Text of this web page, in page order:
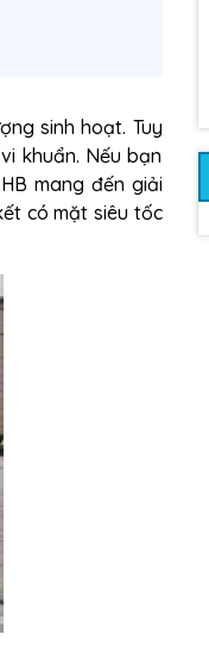
sinh hoạt. Tuy
khuẩn. Nếu bạn
mang đến giải
có mặt siêu tốc